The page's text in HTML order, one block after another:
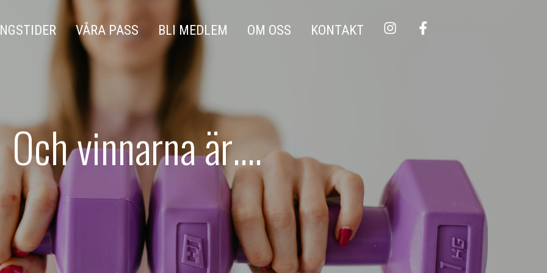
VÅRA PASS BLI MEDLEM OM OSS KONTAKT
Och vinnarna är….